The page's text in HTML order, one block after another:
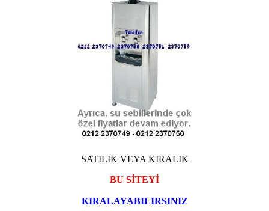
SATILIK VEYA KIRALIK
BU SİTEYİ
KIRALAYABILIRSINIZ